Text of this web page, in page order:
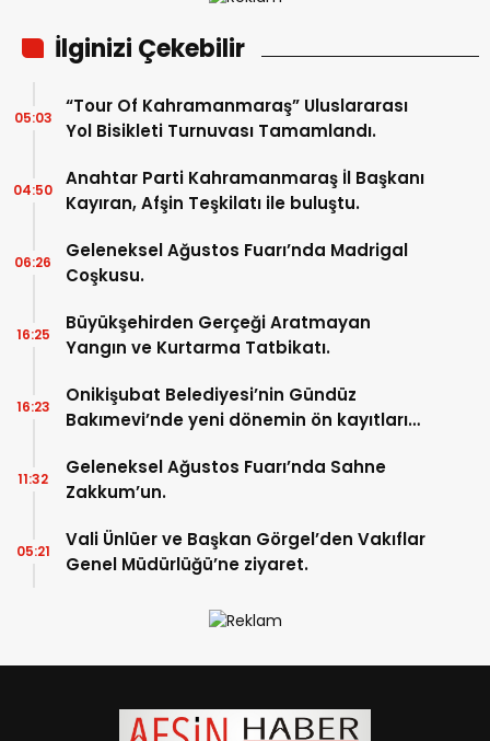
İlginizi Çekebilir
“Tour Of Kahramanmaraş” Uluslararası
Yol Bisikleti Turnuvası Tamamlandı.
05:03
Anahtar Parti Kahramanmaraş İl Başkanı
Kayıran, Afşin Teşkilatı ile buluştu.
04:50
Geleneksel Ağustos Fuarı’nda Madrigal
Coşkusu.
06:26
Büyükşehirden Gerçeği Aratmayan
Yangın ve Kurtarma Tatbikatı.
16:25
Onikişubat Belediyesi’nin Gündüz
Bakımevi’nde yeni dönemin ön kayıtları
16:23
Geleneksel Ağustos Fuarı’nda Sahne
Zakkum’un.
11:32
Vali Ünlüer ve Başkan Görgel’den Vakıflar
Genel Müdürlüğü’ne ziyaret.
05:21